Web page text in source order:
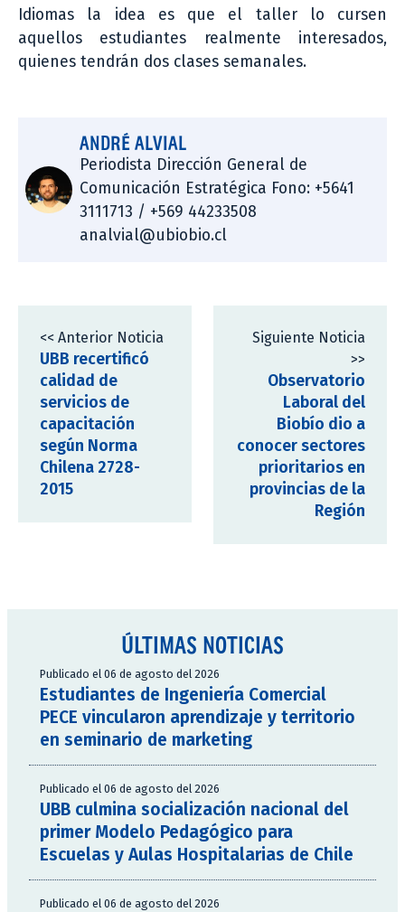
Idiomas la idea es que el taller lo cursen
aquellos estudiantes realmente interesados,
quienes tendrán dos clases semanales.
ANDRÉ ALVIAL
Periodista Dirección General de
Comunicación Estratégica Fono: +5641
3111713 / +569 44233508
analvial@ubiobio.cl
<< Anterior Noticia
UBB recertificó
calidad de
servicios de
capacitación
según Norma
Chilena 2728-
2015
Siguiente Noticia
>>
Observatorio
Laboral del
Biobío dio a
conocer sectores
prioritarios en
provincias de la
Región
ÚLTIMAS NOTICIAS
Publicado el 06 de agosto del 2026
Estudiantes de Ingeniería Comercial
PECE vincularon aprendizaje y territorio
en seminario de marketing
Publicado el 06 de agosto del 2026
UBB culmina socialización nacional del
primer Modelo Pedagógico para
Escuelas y Aulas Hospitalarias de Chile
Publicado el 06 de agosto del 2026